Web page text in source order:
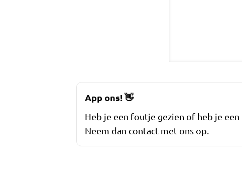
App ons!👋
Heb je een foutje gezien of heb je
Neem dan contact met ons op.